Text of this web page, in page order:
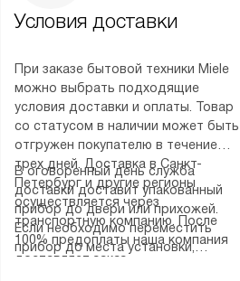
Условия доставки
При заказе бытовой техники Miele
можно выбрать подходящие
условия доставки и оплаты. Товар
со статусом в наличии может быть
отгружен покупателю в течение
трех дней. Доставка в Санкт-
Петербург и другие регионы
осуществляется через
транспортную компанию. После
100% предоплаты наша компания
доставляет заказ
В оговоренный день служба
доставки доставит упакованный
прибор до двери или прихожей.
Если необходимо переместить
прибор до места установки,